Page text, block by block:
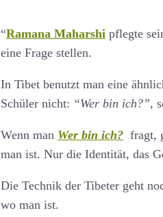
“Ramana Maharshi pflegte
eine Frage stellen.
In Tibet benutzt man eine
Schüler nicht: “Wer bin ich?”,
Wenn man Wer bin ich? fragt,
man ist. Nur die Identität, das
Die Technik der Tibeter geht
wo man ist.